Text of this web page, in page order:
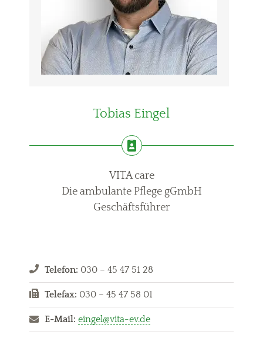
Tobias Eingel
VITA care
Die ambulante Pflege gGmbH
Geschäftsführer
Telefon: 030 – 45 47 51 28
Telefax: 030 – 45 47 58 01
E-Mail: eingel@vita-ev.de